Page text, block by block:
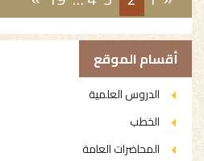
أقسام الموقع
الدروس العلمية
الخطب
المحاضرات العامة